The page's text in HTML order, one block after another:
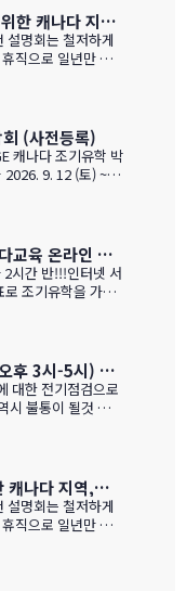
택 설명회 8월25(화)
(사전등록)
속 신청비 면제 혜택 2 인기 공립학교 우선 배정 …
실패 없는 북미대입을 위한 중고생 캐나다교육 온라인 ZOOM 설명회 6월 16일(화)
5월20일(수) IGE 서울 사무실 정전에 (오후 3시-5시) 따른 상담 업무 불가 안내
대한 전기점검으로
불통이 될것 입니
니다. 전화,카카오
일억! 아깝지 않을 엄마동반 초등생 위한 캐나다 지역,학교 선택 설명회 5월28(목)